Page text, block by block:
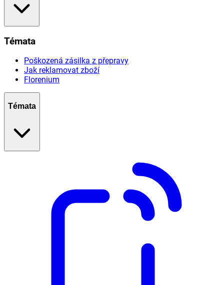
Témata
Poškozená zásilka z přepravy
Jak reklamovat zboží
Florenium
Témata